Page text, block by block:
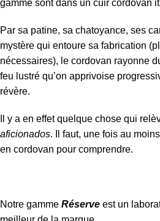
gamme sont dans un cuir cordovan
Par sa patine, sa chatoyance, ses
mystère qui entoure sa fabrication
nécessaires), le cordovan rayonne
feu lustré qu’on apprivoise
révère.
Il y a en effet quelque chose qui
aficionados. Il faut, une fois au
en cordovan pour comprendre.
Notre gamme Réserve est un